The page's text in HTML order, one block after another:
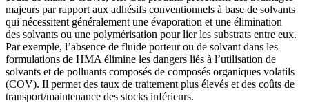
majeurs par rapport aux adhésifs conventionnels à base de solvants
qui nécessitent généralement une évaporation et une élimination
des solvants ou une polymérisation pour lier les substrats entre eux.
Par exemple, l’absence de fluide porteur ou de solvant dans les
formulations de HMA élimine les dangers liés à l’utilisation de
solvants et de polluants composés de composés organiques volatils
(COV). Il permet des taux de traitement plus élevés et des coûts de
transport/maintenance des stocks inférieurs.